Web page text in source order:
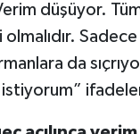
düşüyor.
Sadece
da